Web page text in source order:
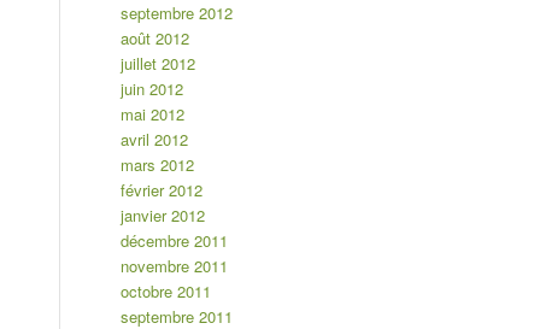
septembre 2012
août 2012
juillet 2012
juin 2012
mai 2012
avril 2012
mars 2012
février 2012
janvier 2012
décembre 2011
novembre 2011
octobre 2011
septembre 2011